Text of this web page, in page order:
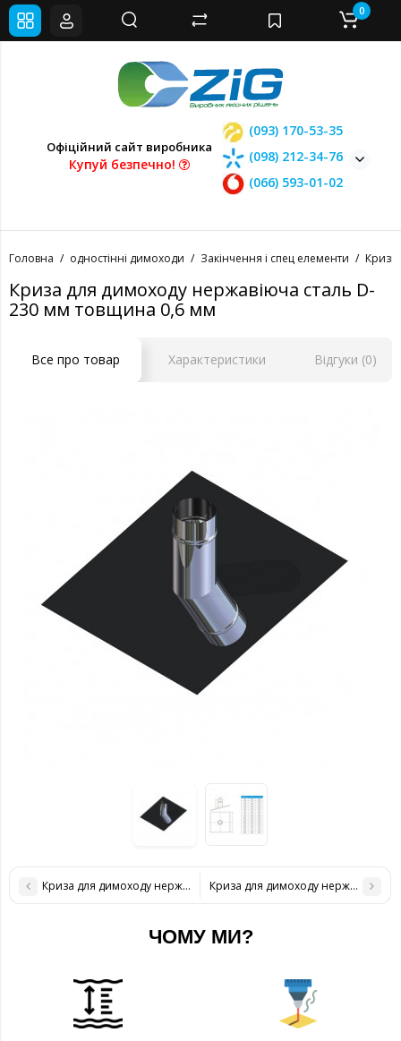
Офіційний сайт виробника
Купуй безпечно!
(093) 170-53-35
(098) 212-34-76
(066) 593-01-02
0
Головна одностінні димоходи Закінчення і спец елементи Кризи
Криза для димоходу нержавіюча сталь D-
230 мм товщина 0,6 мм
Все про товар Характеристики Відгуки (0)
Криза для димоходу нержавіюча сталь D-220 мм товщина 0,6 мм
Криза для димоходу нержавіюча
ЧОМУ МИ?